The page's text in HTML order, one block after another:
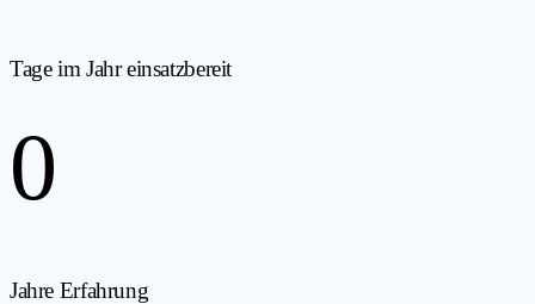
Tage im Jahr einsatzbereit
0
Jahre Erfahrung